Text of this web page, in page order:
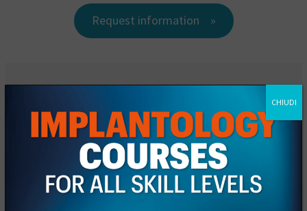
Request information
Fill out the registration form
CHIUDI